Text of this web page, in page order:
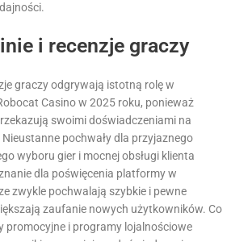
i recenzje graczy
graczy odgrywają istotną rolę w
Casino w 2025 roku, ponieważ
swoimi doświadczeniami na
pochwały dla przyjaznego
wyboru gier i mocnej obsługi klienta
dla poświęcenia platformy w
zwykle pochwalają szybkie i pewne
zaufanie nowych użytkowników. Co
promocyjne i programy lojalnościowe